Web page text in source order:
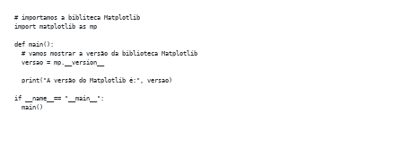
# importamos a bibliteca Matplotlib
import matplotlib as mp
def main():
  # vamos mostrar a versão da biblioteca Matplotlib
  versao = mp.__version__
  print("A versão do Matplotlib é:", versao)
if __name__== "__main__":